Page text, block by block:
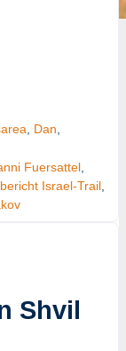
Dan
Fuersattel,
Israel-Trail,
Shvil